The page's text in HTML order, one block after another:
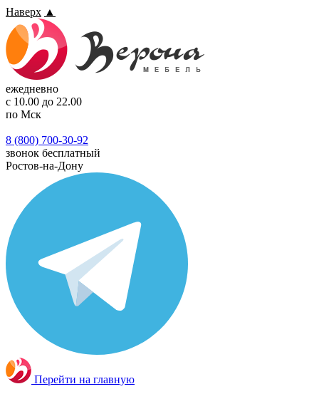
Наверх ▲
ежедневно
с 10.00 до 22.00
по Мск
8 (800) 700-30-92
звонок бесплатный
Ростов-на-Дону
Перейти на главную